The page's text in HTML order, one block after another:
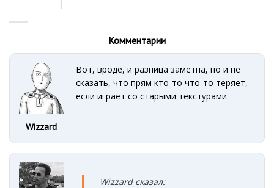
Комментарии
Wizzard
Вот, вроде, и разница заметна, но и не
сказать, что прям кто-то что-то теряет,
если играет со старыми текстурами.
Wizzard сказал: